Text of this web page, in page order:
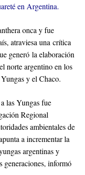
en Argentina.
onca y fue
atraviesa una crítica
generó la elaboración
norte argentino en los
y el Chaco.
las Yungas fue
Regional
ambientales de
a incrementar la
argentinas y
generaciones, informó